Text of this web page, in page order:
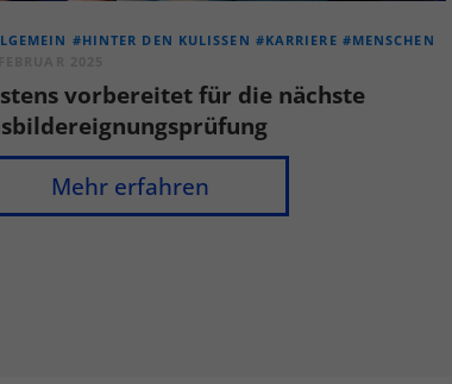
#HINTER DEN KULISSEN #KARRIERE #MENSCHEN
vorbereitet für die nächste
Mehr erfahren